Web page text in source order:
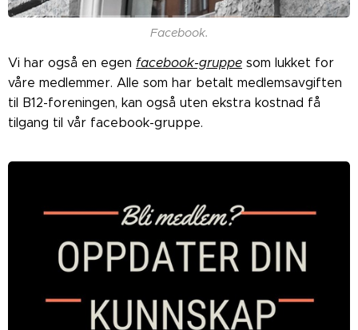
Facebook.
Vi har også en egen facebook-gruppe som lukket for
våre medlemmer. Alle som har betalt medlemsavgiften
til B12-foreningen, kan også uten ekstra kostnad få
tilgang til vår facebook-gruppe.